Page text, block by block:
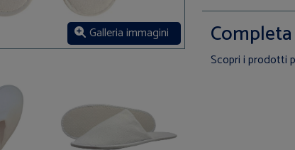
Galleria immagini
Scopri i prodotti